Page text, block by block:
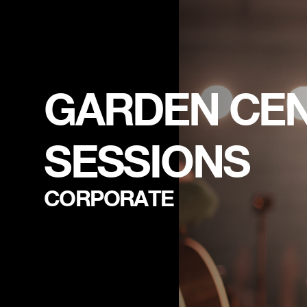
GARDEN
SESSIONS
CORPORATE